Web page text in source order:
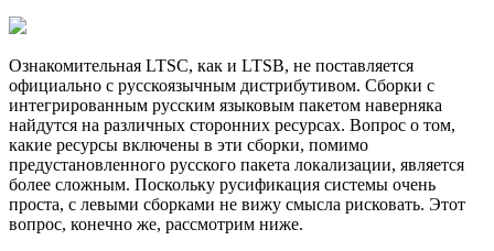
Ознакомительная LTSC, как и LTSB, не поставляется
официально с русскоязычным дистрибутивом. Сборки с
интегрированным русским языковым пакетом наверняка
найдутся на различных сторонних ресурсах. Вопрос о том,
какие ресурсы включены в эти сборки, помимо
предустановленного русского пакета локализации, является
более сложным. Поскольку русификация системы очень
проста, с левыми сборками не вижу смысла рисковать. Этот
вопрос, конечно же, рассмотрим ниже.